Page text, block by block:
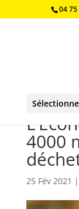
04
4000
25 Fév 2021 |